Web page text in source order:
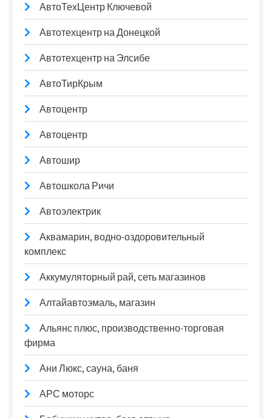
АвтоТехЦентр Ключевой
Автотехцентр на Донецкой
Автотехцентр на Элсибе
АвтоТирКрым
Автоцентр
Автоцентр
Автошир
Автошкола Ричи
Автоэлектрик
Аквамарин, водно-оздоровительный
комплекс
Аккумуляторный рай, сеть магазинов
Алтайавтоэмаль, магазин
Альянс плюс, производственно-торговая
фирма
Ани Люкс, сауна, баня
АРС моторс